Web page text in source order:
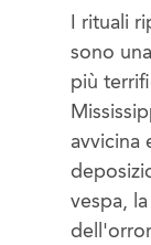
I rituali
sono
più
avvicina
vespa,